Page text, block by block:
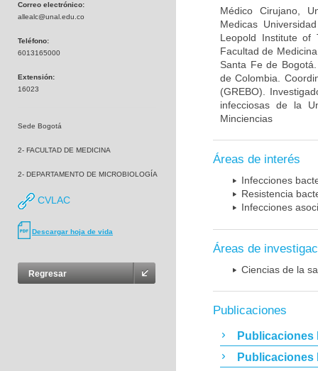
Correo electrónico:
allealc@unal.edu.co
Teléfono:
6013165000
Extensión:
16023
Sede Bogotá
2- FACULTAD DE MEDICINA
2- DEPARTAMENTO DE MICROBIOLOGÍA
CVLAC
Descargar hoja de vida
Regresar
Médico Cirujano,
Medicas
Leopold Institute of
Facultad de
Santa Fe de
de Colombia.
(GREBO).
infecciosas de la
Minciencias
Áreas de interés
Infecciones
Resistencia
Infecciones
Áreas de
Ciencias de la
Publicaciones
Publicaciones
Publicaciones